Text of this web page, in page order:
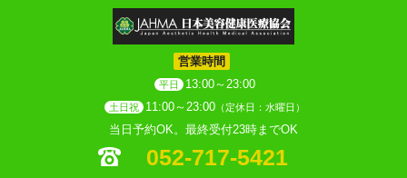
営業時間
平日 13:00～23:00
土日祝 11:00～23:00 （定休日：水曜日）
当日予約OK。最終受付23時までOK
052-717-5421